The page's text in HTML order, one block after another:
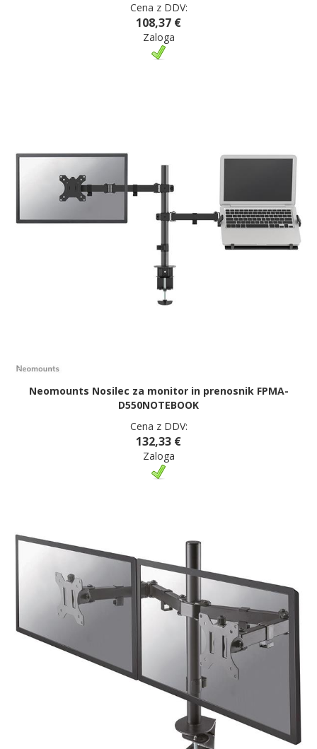
Cena z DDV:
108,37 €
Zaloga
Neomounts Nosilec za monitor in prenosnik FPMA-
D550NOTEBOOK
Cena z DDV:
132,33 €
Zaloga